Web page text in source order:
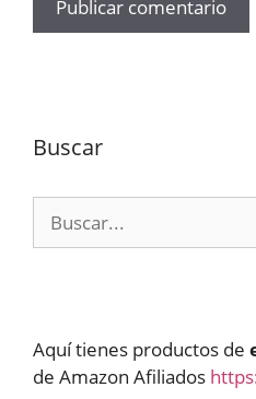
Buscar
Aquí tienes productos de
de Amazon Afiliados